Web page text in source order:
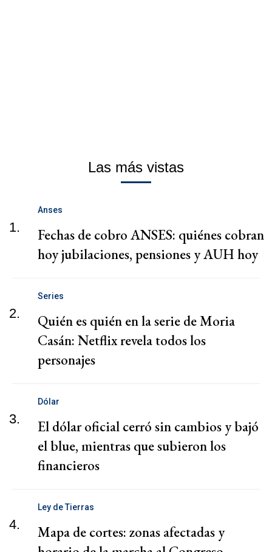
Las más vistas
1.
Anses
Fechas de cobro ANSES: quiénes cobran
hoy jubilaciones, pensiones y AUH hoy
2.
Series
Quién es quién en la serie de Moria
Casán: Netflix revela todos los
personajes
3.
Dólar
El dólar oficial cerró sin cambios y bajó
el blue, mientras que subieron los
financieros
4.
Ley de Tierras
Mapa de cortes: zonas afectadas y